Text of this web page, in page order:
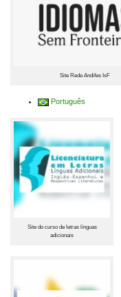
Site Rede Andifes IsF
Português
Site do curso de letras línguas
adicionais